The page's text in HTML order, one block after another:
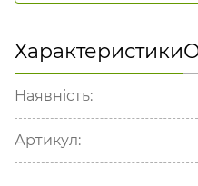
Характеристики
Наявність:
Артикул: